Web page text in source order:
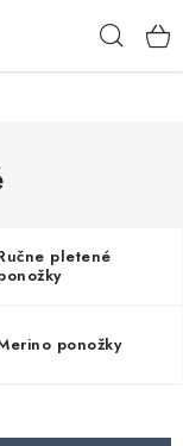
pletené
ponožky